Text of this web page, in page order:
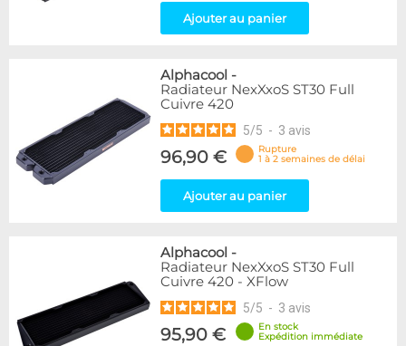
Ajouter au panier
Alphacool -
Radiateur NexXxoS ST30 Full
Cuivre 420
5/5 - 3 avis
96,90 €
Rupture
1 à 2 semaines de délai
Ajouter au panier
Alphacool -
Radiateur NexXxoS ST30 Full
Cuivre 420 - XFlow
5/5 - 3 avis
95,90 €
En stock
Expédition immédiate